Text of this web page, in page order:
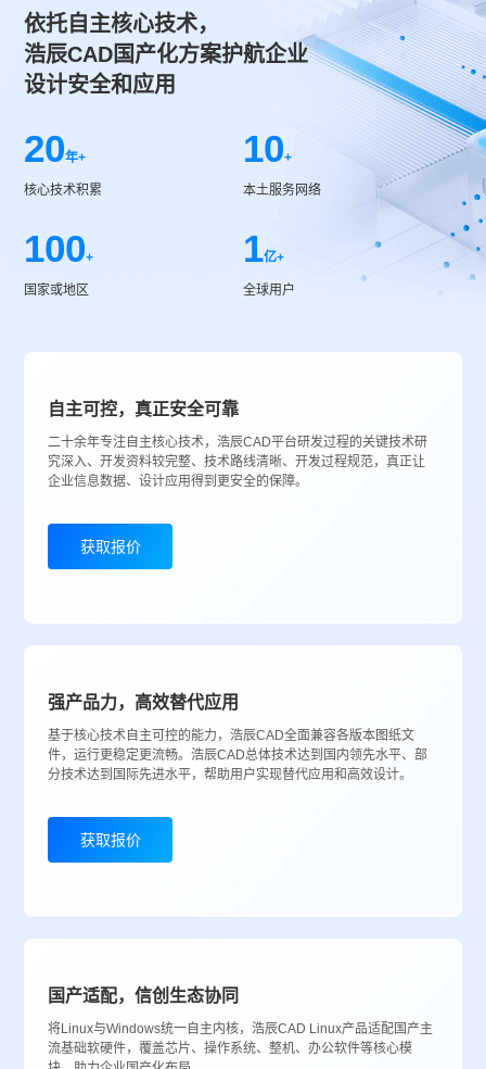
依托自主核心技术，
浩辰CAD国产化方案护航企业
设计安全和应用
20年+
核心技术积累
10+
本土服务网络
100+
国家或地区
1亿+
全球用户
自主可控，真正安全可靠
二十余年专注自主核心技术，浩辰CAD平台研发过程的关键技术研
究深入、开发资料较完整、技术路线清晰、开发过程规范，真正让
企业信息数据、设计应用得到更安全的保障。
获取报价
强产品力，高效替代应用
基于核心技术自主可控的能力，浩辰CAD全面兼容各版本图纸文
件，运行更稳定更流畅。浩辰CAD总体技术达到国内领先水平、部
分技术达到国际先进水平，帮助用户实现替代应用和高效设计。
获取报价
国产适配，信创生态协同
将Linux与Windows统一自主内核，浩辰CAD Linux产品适配国产主
流基础软硬件，覆盖芯片、操作系统、整机、办公软件等核心模